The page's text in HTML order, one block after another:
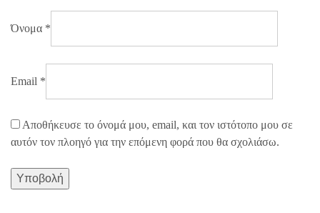
Όνομα *
Email *
Αποθήκευσε το όνομά μου, email, και τον ιστότοπο μου σε
αυτόν τον πλοηγό για την επόμενη φορά που θα σχολιάσω.